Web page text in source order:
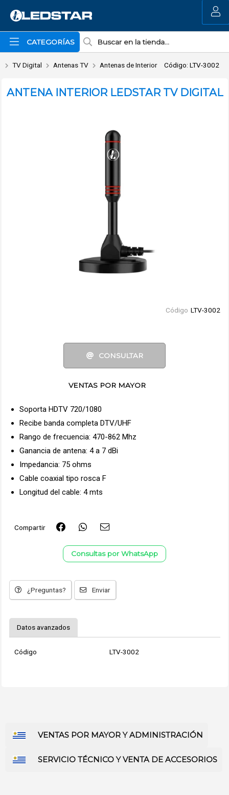
Enviar a email
CATEGORÍAS
MI COMPRA
TV Digital Antenas TV Antenas de Interior Código: LTV-3002
ANTENA INTERIOR LEDSTAR TV DIGITAL
Código LTV-3002
CONSULTAR
VENTAS POR MAYOR
Soporta HDTV 720/1080
Recibe banda completa DTV/UHF
Rango de frecuencia: 470-862 Mhz
Ganancia de antena: 4 a 7 dBi
Impedancia: 75 ohms
Cable coaxial tipo rosca F
Longitud del cable: 4 mts
Compartir
Consultas por WhatsApp
¿Preguntas? Enviar
Datos avanzados
Código LTV-3002
VENTAS POR MAYOR Y ADMINISTRACIÓN
SERVICIO TÉCNICO Y VENTA DE ACCESORIOS